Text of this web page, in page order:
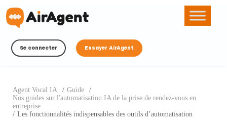
Se connecter Essayer AirAgent
Agent Vocal IA / Guide
/
Nos guides sur l'automatisation IA de la prise de rendez-vous en
entreprise
/ Les fonctionnalités indispensables des outils d’automatisation